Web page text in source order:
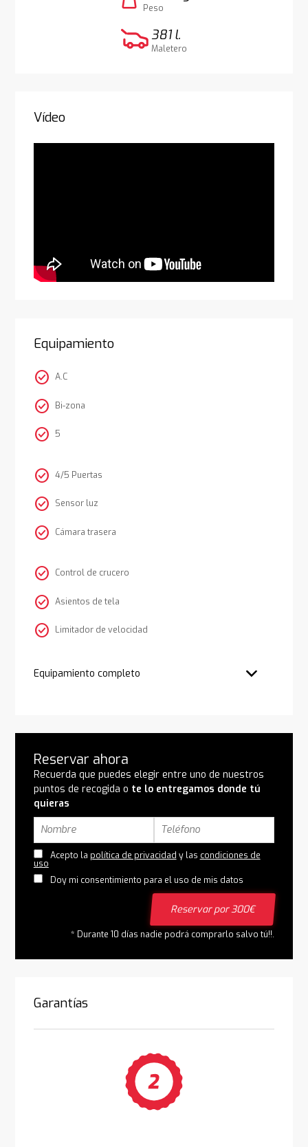
Peso
381 l.
Maletero
Vídeo
Equipamiento
check_circle A.C
check_circle Bi-zona
check_circle 5
check_circle 4/5 Puertas
check_circle Sensor luz
check_circle Cámara trasera
check_circle Control de crucero
check_circle Asientos de tela
check_circle Limitador de velocidad
Equipamiento completo
Reservar ahora
Recuerda que puedes elegir entre uno de nuestros
puntos de recogida o te lo entregamos donde tú
quieras
Acepto la política de privacidad y las condiciones de
uso
Doy mi consentimiento para el uso de mis datos
Reservar por 300€
* Durante 10 días nadie podrá comprarlo salvo tú!!.
Garantías